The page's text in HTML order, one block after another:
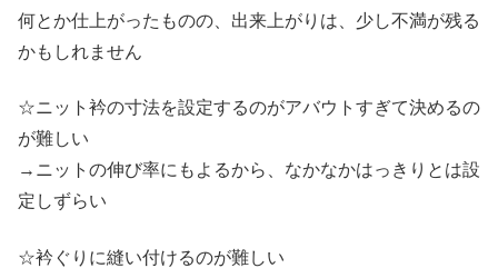
何とか仕上がったものの、出来上がりは、少し不満が残る
かもしれません
☆ニット衿の寸法を設定するのがアバウトすぎて決めるの
が難しい
→ニットの伸び率にもよるから、なかなかはっきりとは設
定しずらい
☆衿ぐりに縫い付けるのが難しい